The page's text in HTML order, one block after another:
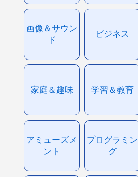
画像＆サウン
ド
ビジネス
家庭＆趣味 学習＆教育
アミューズメ
ント
プログラミン
グ